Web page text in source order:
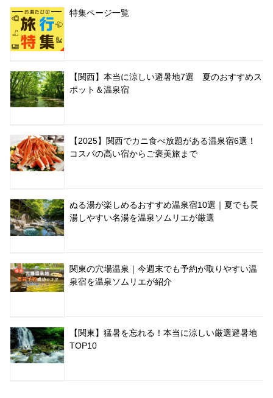
特集ページ一覧
【関西】本当に涼しい避暑地7選 夏のおすすめス
ポット＆温泉宿
【2025】関西でカニ食べ放題がある温泉宿6選！
コスパの高い宿からご褒美旅まで
ぬる湯が楽しめるおすすめ温泉宿10選｜夏でも長
湯しやすい名湯を温泉ソムリエが厳選
関東の穴場温泉｜今週末でも予約が取りやすい温
泉宿を温泉ソムリエが紹介
【関東】猛暑を忘れる！本当に涼しい厳選避暑地
TOP10